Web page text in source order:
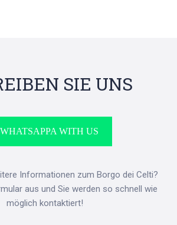
SIE UNS
WHATSAPPA WITH US
Informationen zum Borgo dei Celti?
aus und Sie werden so schnell wie
möglich kontaktiert!